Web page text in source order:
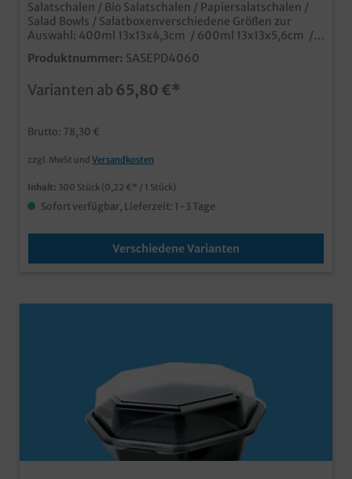
Salatschalen / Bio Salatschalen / Papiersalatschalen /
Salad Bowls / Salatboxenverschiedene Größen zur
Auswahl: 400ml 13x13x4,3cm / 600ml 13x13x5,6cm /
900ml 17x17x5,0cm / 1200ml 17x17x6,5cmpraktische
und umweltfreundliche Salatschalen aus
Beschichtung für höchste Fett- und
Größenstapelbar und platzsparend, ideal für den
Produktnummer: SASEPD4060
Varianten ab 65,80 €*
Brutto: 78,30 €
zzgl. MwSt und Versandkosten
Inhalt: 300 Stück (0,22 €* / 1 Stück)
Sofort verfügbar, Lieferzeit: 1-3 Tage
Verschiedene Varianten